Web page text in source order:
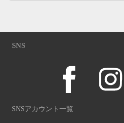
SNS
SNSアカウント一覧